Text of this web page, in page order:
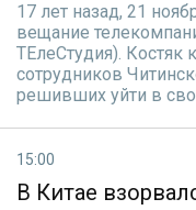
17 лет назад, 21
вещание
ТЕлеСтудия).
сотрудников
решивших уйти в
15:00
В Китае